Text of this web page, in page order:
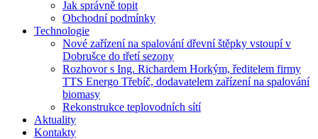
Jak správně topit
Obchodní podmínky
Technologie
Nové zařízení na spalování dřevní štěpky vstoupí v
Dobrušce do třetí sezony
Rozhovor s Ing. Richardem Horkým, ředitelem firmy
TTS Energo Třebíč, dodavatelem zařízení na spalování
biomasy
Rekonstrukce teplovodních sítí
Aktuality
Kontakty